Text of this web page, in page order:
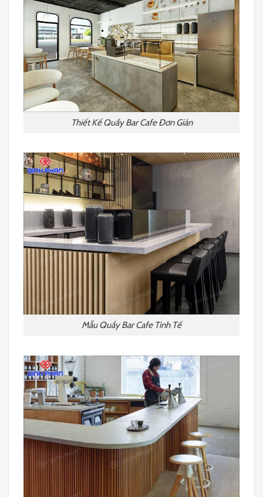
Thiết Kế Quầy Bar Cafe Đơn Giản
Mẫu Quầy Bar Cafe Tinh Tế